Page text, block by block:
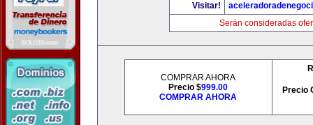
Visitar!
Serán consideradas
COMPRAR AHORA
Precio $999.00
COMPRAR AHORA
Precio